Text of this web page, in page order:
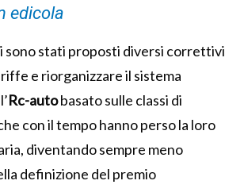
edicola
sono stati proposti diversi correttivi
e riorganizzare il sistema
Rc-autobasato sulle classi di
con il tempo hanno perso la loro
diventando sempre meno
definizione del premio